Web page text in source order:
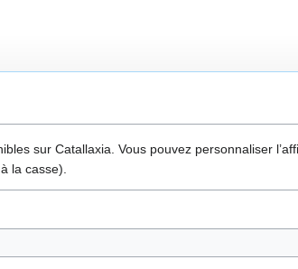
sur Catallaxia. Vous pouvez personnaliser
la casse).